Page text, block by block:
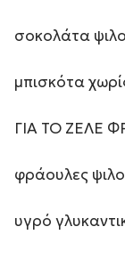
σοκολάτα
μπισκότα
ΓΙΑ ΤΟ ΖΕΛΕ
φράουλες
υγρό